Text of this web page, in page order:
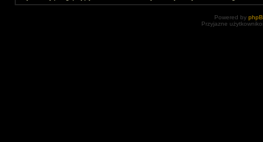
Powered by
Przyjazne